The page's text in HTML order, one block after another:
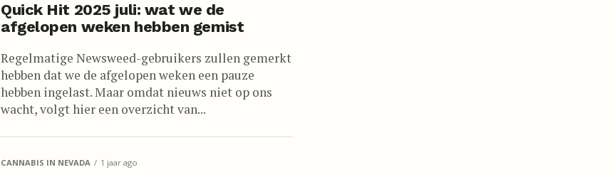
Quick Hit 2025 juli: wat we de
afgelopen weken hebben gemist
Regelmatige Newsweed-gebruikers zullen gemerkt
hebben dat we de afgelopen weken een pauze
hebben ingelast. Maar omdat nieuws niet op ons
wacht, volgt hier een overzicht van...
CANNABIS IN NEVADA 1 jaar ago